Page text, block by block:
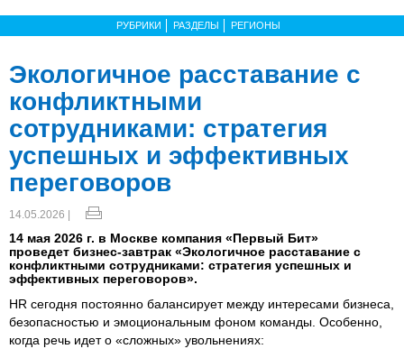
РУБРИКИ РАЗДЕЛЫ РЕГИОНЫ
Экологичное расставание с
конфликтными
сотрудниками: стратегия
успешных и эффективных
переговоров
14.05.2026 |
14 мая 2026 г. в Москве компания «Первый Бит»
проведет бизнес‑завтрак «Экологичное расставание с
конфликтными сотрудниками: стратегия успешных и
эффективных переговоров».
HR сегодня постоянно балансирует между интересами бизнеса,
безопасностью и эмоциональным фоном команды. Особенно,
когда речь идет о «сложных» увольнениях: